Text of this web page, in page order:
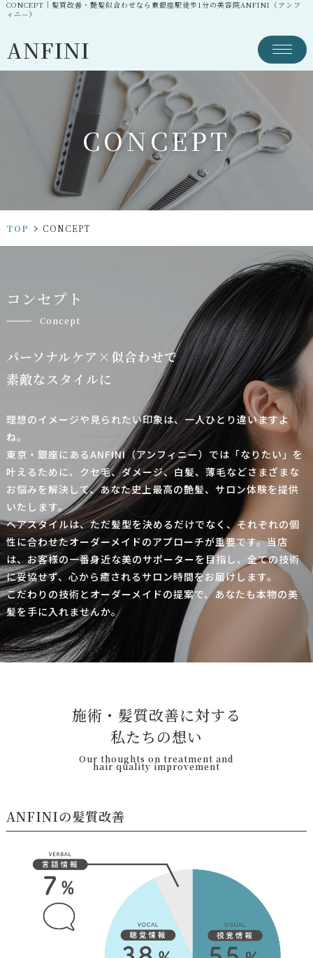
CONCEPT｜髪質改善・艶髪似合わせなら東銀座駅徒歩1分の美容院ANFINI（アンフ
ィニ—）
ANFINI
CONCEPT
TOP CONCEPT
コ ンセ プ ト
Concept
パーソナルケア×似合わせで
素敵なスタイルに
理想のイメージや見られたい印象は、一人ひとり違いますよ
ね。
東京・銀座にあるANFINI（アンフィニー）では「なりたい」を
叶えるために、クセ毛、ダメージ、白髪、薄毛などさまざまな
お悩みを解決して、あなた史上最高の艶髪、サロン体験を提供
いたします。
ヘアスタイルは、ただ髪型を決めるだけでなく、それぞれの個
性に合わせたオーダーメイドのアプローチが重要です。当店
は、お客様の一番身近な美のサポーターを目指し、全ての技術
に妥協せず、心から癒されるサロン時間をお届けします。
こだわりの技術とオーダーメイドの提案で、あなたも本物の美
髪を手に入れませんか。
施術 ・ 髪質改善に対する
私たち の想い
Our thoughts on treatment and
hair quality improvement
ANFINIの髪質改善